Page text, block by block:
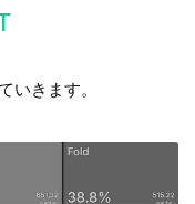
いきます。